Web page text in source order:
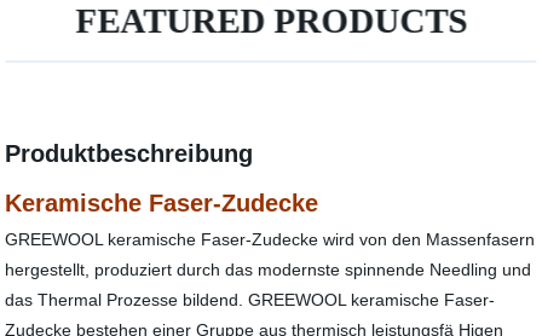
FEATURED PRODUCTS
Produktbeschreibung
Keramische Faser-Zudecke
GREEWOOL keramische Faser-Zudecke wird von den Massenfasern
hergestellt, produziert durch das modernste spinnende Needling und
das Thermal Prozesse bildend. GREEWOOL keramische Faser-
Zudecke bestehen einer Gruppe aus thermisch leistungsfä Higen